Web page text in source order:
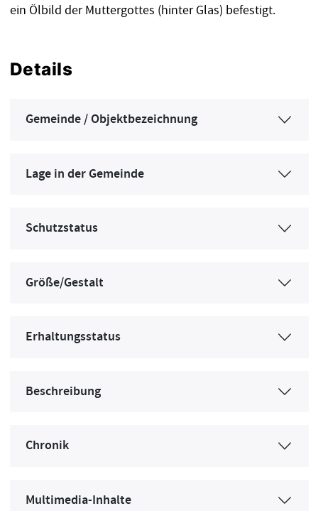
ein Ölbild der Muttergottes (hinter Glas) befestigt.
Details
Gemeinde / Objektbezeichnung
Lage in der Gemeinde
Schutzstatus
Größe/Gestalt
Erhaltungsstatus
Beschreibung
Chronik
Multimedia-Inhalte